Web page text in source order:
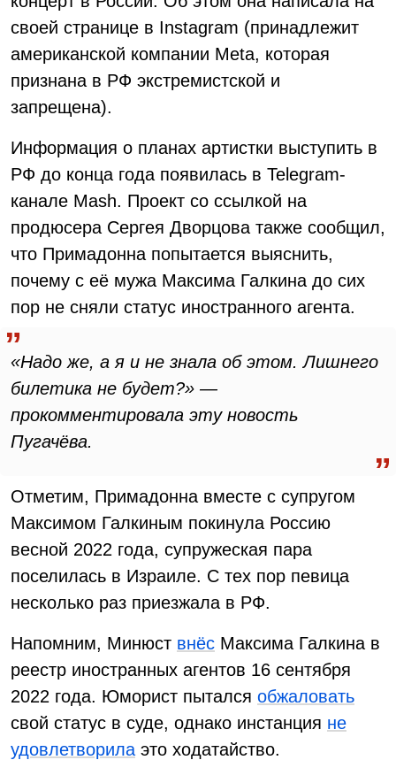
своей странице в Instagram (принадлежит
американской компании Meta, которая
признана в РФ экстремистской и
запрещена).
Информация о планах артистки выступить в
РФ до конца года появилась в Telegram-
канале Mash. Проект со ссылкой на
продюсера Сергея Дворцова также сообщил,
что Примадонна попытается выяснить,
почему с её мужа Максима Галкина до сих
пор не сняли статус иностранного агента.
«Надо же, а я и не знала об этом. Лишнего
билетика не будет?» —
прокомментировала эту новость
Пугачёва.
Отметим, Примадонна вместе с супругом
Максимом Галкиным покинула Россию
весной 2022 года, супружеская пара
поселилась в Израиле. С тех пор певица
несколько раз приезжала в РФ.
Напомним, Минюст внёс Максима Галкина в
реестр иностранных агентов 16 сентября
2022 года. Юморист пытался обжаловать
свой статус в суде, однако инстанция не
удовлетворила это ходатайство.